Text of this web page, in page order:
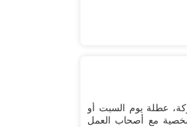
في غرفة مشتركة، عطلة يوم السبت أو
التفاصيل ..مقابلة شخصية مع أصحاب العمل